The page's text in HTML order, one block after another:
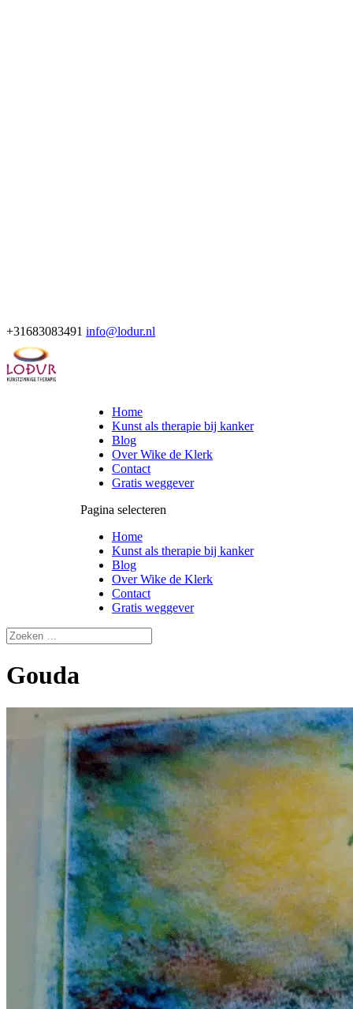
+31683083491 info@lodur.nl
Home
Kunst als therapie bij kanker
Blog
Over Wike de Klerk
Contact
Gratis weggever
Pagina selecteren
Home
Kunst als therapie bij kanker
Blog
Over Wike de Klerk
Contact
Gratis weggever
Gouda